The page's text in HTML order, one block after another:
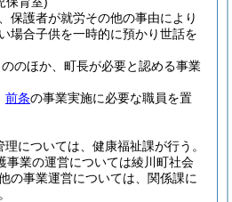
保護者が就労その他の事由により
場合子供を一時的に預かり世話を
のほか、町長が必要と認める事業
前条の事業実施に必要な職員を置
については、健康福祉課が行う。
事業の運営については綾川町社会
の事業運営については、関係課に